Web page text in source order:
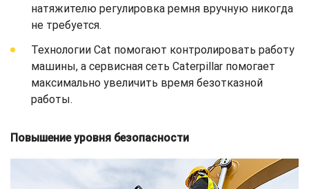
натяжителю регулировка ремня вручную никогда
не требуется.
Технологии Cat помогают контролировать работу
машины, а сервисная сеть Caterpillar помогает
максимально увеличить время безотказной
работы.
Повышение уровня безопасности